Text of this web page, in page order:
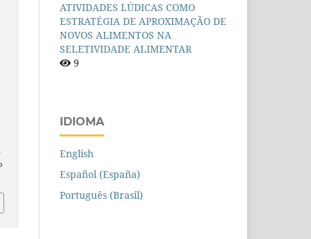
ATIVIDADES LÚDICAS COMO
ESTRATÉGIA DE APROXIMAÇÃO DE
NOVOS ALIMENTOS NA
SELETIVIDADE ALIMENTAR
9
IDIOMA
English
Español (España)
Português (Brasil)